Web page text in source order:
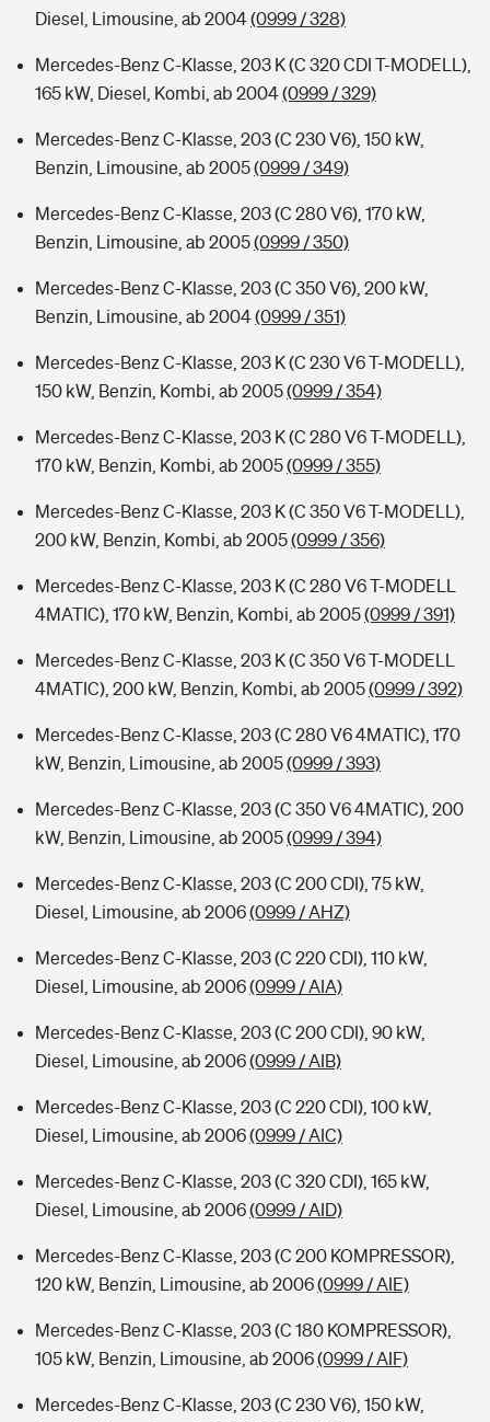
Diesel, Limousine, ab 2004(0999 / 328)
Mercedes-Benz C-Klasse, 203 K (C 320 CDI T-MODELL),
165 kW, Diesel, Kombi, ab 2004(0999 / 329)
Mercedes-Benz C-Klasse, 203 (C 230 V6), 150 kW,
Benzin, Limousine, ab 2005(0999 / 349)
Mercedes-Benz C-Klasse, 203 (C 280 V6), 170 kW,
Benzin, Limousine, ab 2005(0999 / 350)
Mercedes-Benz C-Klasse, 203 (C 350 V6), 200 kW,
Benzin, Limousine, ab 2004(0999 / 351)
Mercedes-Benz C-Klasse, 203 K (C 230 V6 T-MODELL),
150 kW, Benzin, Kombi, ab 2005(0999 / 354)
Mercedes-Benz C-Klasse, 203 K (C 280 V6 T-MODELL),
170 kW, Benzin, Kombi, ab 2005(0999 / 355)
Mercedes-Benz C-Klasse, 203 K (C 350 V6 T-MODELL),
200 kW, Benzin, Kombi, ab 2005(0999 / 356)
Mercedes-Benz C-Klasse, 203 K (C 280 V6 T-MODELL
4MATIC), 170 kW, Benzin, Kombi, ab 2005(0999 / 391)
Mercedes-Benz C-Klasse, 203 K (C 350 V6 T-MODELL
4MATIC), 200 kW, Benzin, Kombi, ab 2005(0999 / 392)
Mercedes-Benz C-Klasse, 203 (C 280 V6 4MATIC), 170
kW, Benzin, Limousine, ab 2005(0999 / 393)
Mercedes-Benz C-Klasse, 203 (C 350 V6 4MATIC), 200
kW, Benzin, Limousine, ab 2005(0999 / 394)
Mercedes-Benz C-Klasse, 203 (C 200 CDI), 75 kW,
Diesel, Limousine, ab 2006(0999 / AHZ)
Mercedes-Benz C-Klasse, 203 (C 220 CDI), 110 kW,
Diesel, Limousine, ab 2006(0999 / AIA)
Mercedes-Benz C-Klasse, 203 (C 200 CDI), 90 kW,
Diesel, Limousine, ab 2006(0999 / AIB)
Mercedes-Benz C-Klasse, 203 (C 220 CDI), 100 kW,
Diesel, Limousine, ab 2006(0999 / AIC)
Mercedes-Benz C-Klasse, 203 (C 320 CDI), 165 kW,
Diesel, Limousine, ab 2006(0999 / AID)
Mercedes-Benz C-Klasse, 203 (C 200 KOMPRESSOR),
120 kW, Benzin, Limousine, ab 2006(0999 / AIE)
Mercedes-Benz C-Klasse, 203 (C 180 KOMPRESSOR),
105 kW, Benzin, Limousine, ab 2006(0999 / AIF)
Mercedes-Benz C-Klasse, 203 (C 230 V6), 150 kW,